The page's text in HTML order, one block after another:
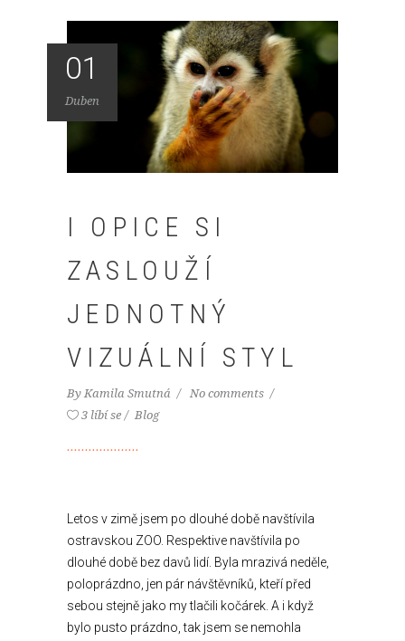
01
Duben
I OPICE SI
ZASLOUŽÍ
JEDNOTNÝ
VIZUÁLNÍ STYL
By Kamila Smutná
No comments
3 líbí se
Blog
Letos v zimě jsem po dlouhé době navštívila
ostravskou ZOO. Respektive navštívila po
dlouhé době bez davů lidí. Byla mrazivá neděle,
poloprázdno, jen pár návštěvníků, kteří před
sebou stejně jako my tlačili kočárek. A i když
bylo pusto prázdno, tak jsem se nemohla